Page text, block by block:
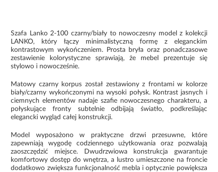
Szafa Lanko 2-100 czarny/biały to nowoczesny model z kolekcji
LANKO, który łączy minimalistyczną formę z eleganckim
kontrastowym wykończeniem. Prosta bryła oraz ponadczasowe
zestawienie kolorystyczne sprawiają, że mebel prezentuje się
stylowo i nowocześnie.
Matowy czarny korpus został zestawiony z frontami w kolorze
biały/czarny wykończonymi na wysoki połysk. Kontrast jasnych i
ciemnych elementów nadaje szafie nowoczesnego charakteru, a
połyskujące fronty subtelnie odbijają światło, podkreślając
elegancki wygląd całej konstrukcji.
Model wyposażono w praktyczne drzwi przesuwne, które
zapewniają wygodę codziennego użytkowania oraz pozwalają
zaoszczędzić miejsce. Dwudrzwiowa konstrukcja gwarantuje
komfortowy dostęp do wnętrza, a lustro umieszczone na froncie
dodatkowo zwiększa funkcjonalność mebla i optycznie powiększa